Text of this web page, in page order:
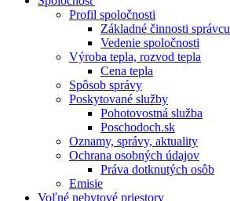
Profil spoločnosti
Základné činnosti správcu
Vedenie spoločnosti
Výroba tepla, rozvod tepla
Cena tepla
Spôsob správy
Poskytované služby
Pohotovostná služba
Poschodoch.sk
Oznamy, správy, aktuality
Ochrana osobných údajov
Práva dotknutých osôb
Emisie
Voľné nebytové priestory